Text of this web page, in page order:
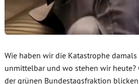
Wie haben wir die Katastrophe
unmittelbar und wo stehen wir
der grünen Bundestagsfraktion